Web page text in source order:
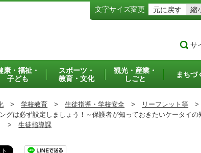
文字サイズ変更 元に戻す 縮
サ
康・福祉・
子ども
スポーツ・
教育・文化
観光・産業・
しごと
まちづ
> 学校教育 > 生徒指導・学校安全 > リーフレット等 >
グは必ず設定しましょう！～保護者が知っておきたいケータイの
> 生徒指導課